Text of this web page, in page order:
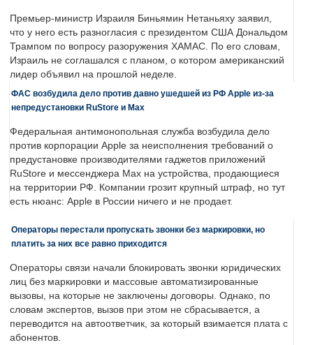
Премьер-министр Израиля Биньямин Нетаньяху заявил,
что у него есть разногласия с президентом США Дональдом
Трампом по вопросу разоружения ХАМАС. По его словам,
Израиль не соглашался с планом, о котором американский
лидер объявил на прошлой неделе.
ФАС возбудила дело против давно ушедшей из РФ Apple из-за
непредустановки RuStore и Max
Федеральная антимонопольная служба возбудила дело
против корпорации Apple за неисполнения требований о
предустановке производителями гаджетов приложений
RuStore и мессенджера Max на устройства, продающиеся
на территории РФ. Компании грозит крупный штраф, но тут
есть нюанс: Apple в России ничего и не продает.
Операторы перестали пропускать звонки без маркировки, но
платить за них все равно приходится
Операторы связи начали блокировать звонки юридических
лиц без маркировки и массовые автоматизированные
вызовы, на которые не заключены договоры. Однако, по
словам экспертов, вызов при этом не сбрасывается, а
переводится на автоответчик, за который взимается плата с
абонентов.